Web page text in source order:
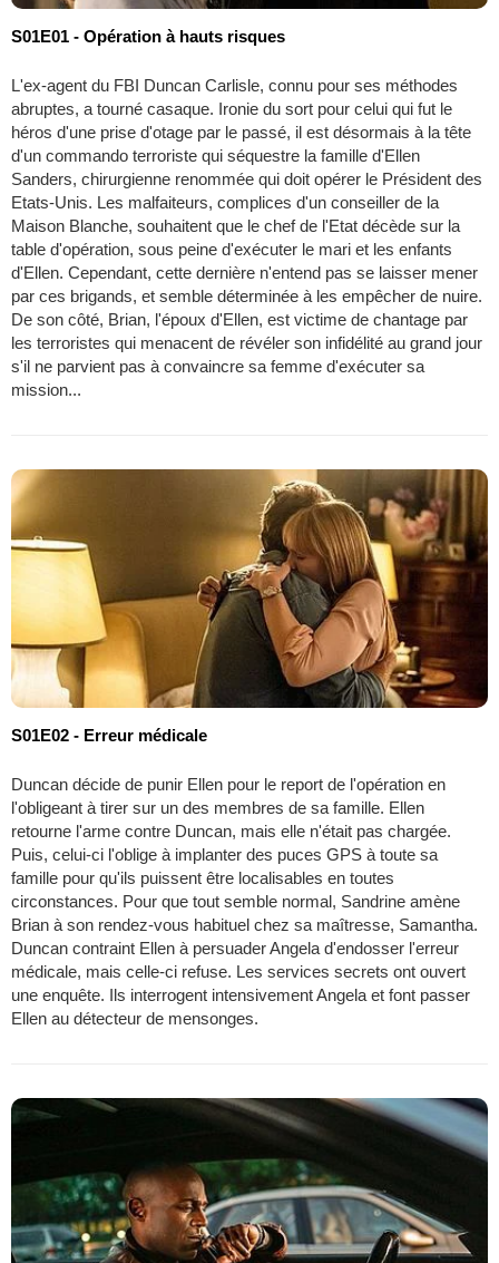
S01E01 - Opération à hauts risques
L'ex-agent du FBI Duncan Carlisle, connu pour ses méthodes
abruptes, a tourné casaque. Ironie du sort pour celui qui fut le
héros d'une prise d'otage par le passé, il est désormais à la tête
d'un commando terroriste qui séquestre la famille d'Ellen
Sanders, chirurgienne renommée qui doit opérer le Président des
Etats-Unis. Les malfaiteurs, complices d'un conseiller de la
Maison Blanche, souhaitent que le chef de l'Etat décède sur la
table d'opération, sous peine d'exécuter le mari et les enfants
d'Ellen. Cependant, cette dernière n'entend pas se laisser mener
par ces brigands, et semble déterminée à les empêcher de nuire.
De son côté, Brian, l'époux d'Ellen, est victime de chantage par
les terroristes qui menacent de révéler son infidélité au grand jour
s'il ne parvient pas à convaincre sa femme d'exécuter sa
mission...
S01E02 - Erreur médicale
Duncan décide de punir Ellen pour le report de l'opération en
l'obligeant à tirer sur un des membres de sa famille. Ellen
retourne l'arme contre Duncan, mais elle n'était pas chargée.
Puis, celui-ci l'oblige à implanter des puces GPS à toute sa
famille pour qu'ils puissent être localisables en toutes
circonstances. Pour que tout semble normal, Sandrine amène
Brian à son rendez-vous habituel chez sa maîtresse, Samantha.
Duncan contraint Ellen à persuader Angela d'endosser l'erreur
médicale, mais celle-ci refuse. Les services secrets ont ouvert
une enquête. Ils interrogent intensivement Angela et font passer
Ellen au détecteur de mensonges.